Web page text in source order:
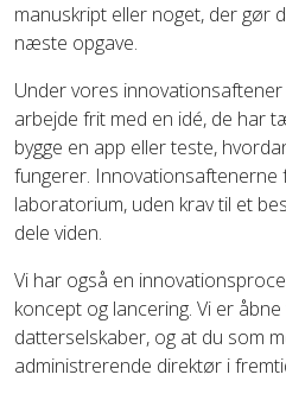
manuskript eller noget, der gør
næste opgave.
Under vores
arbejde frit med en idé, de har
bygge en app eller teste,
fungerer. Innovationsaftenerne
laboratorium, uden krav til et
dele viden.
Vi har også en
koncept og lancering. Vi er
datterselskaber, og at du som
administrerende direktør i